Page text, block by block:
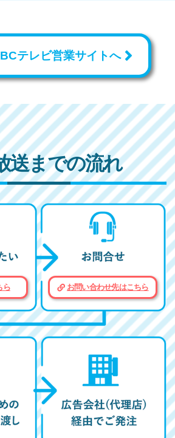
テレビ営業サイトへ
送までの流れ
ら お問い合わせ先はこちら